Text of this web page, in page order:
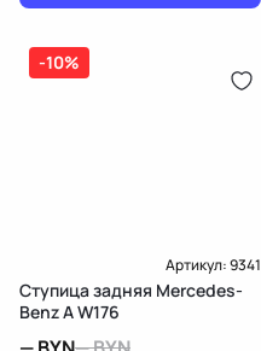
-10%
Артикул:9341
Ступица задняя Mercedes-
Benz A W176